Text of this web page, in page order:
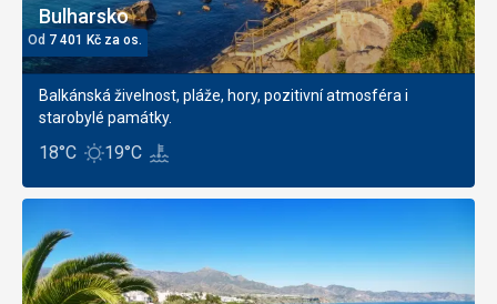
Bulharsko
Od 7 401 Kč za os.
Balkánská živelnost, pláže, hory, pozitivní atmosféra i
starobylé památky.
18°C 19°C